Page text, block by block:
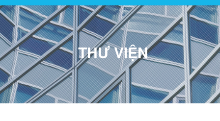
THƯ VIỆN